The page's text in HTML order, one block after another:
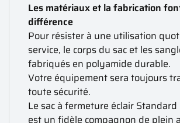
Les matériaux et la fabrication
différence
Pour résister à une utilisation
service, le corps du sac et les
fabriqués en polyamide durable.
Votre équipement sera toujours
toute sécurité.
Le sac à fermeture éclair
est un fidèle compagnon de plein